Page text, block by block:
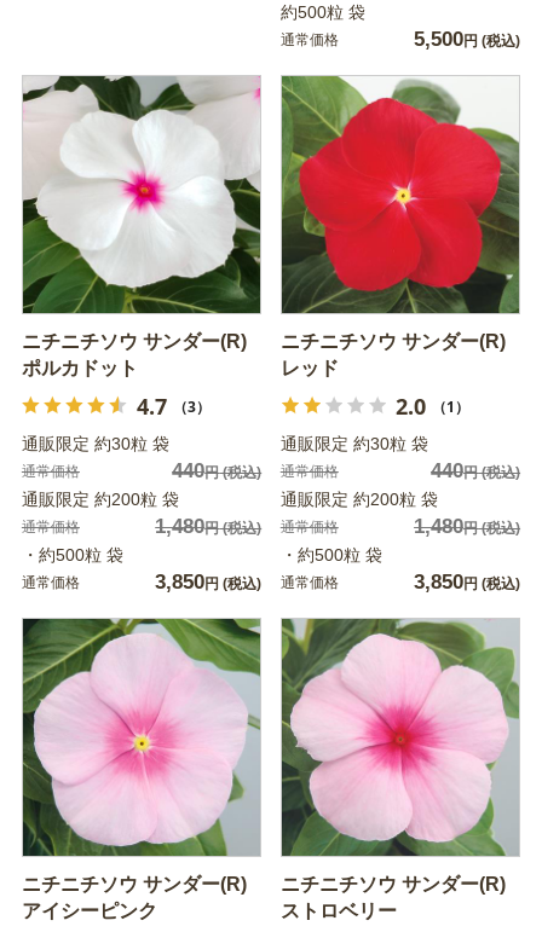
約500粒 袋
通常価格 5,500円 (税込)
ニチニチソウ サンダー(R)
ポルカドット
4.7 （3）
通販限定 約30粒 袋
通常価格 440円(税込)
通販限定 約200粒 袋
通常価格 1,480円(税込)
・約500粒 袋
通常価格 3,850円 (税込)
ニチニチソウ サンダー(R)
レッド
2.0 （1）
通販限定 約30粒 袋
通常価格 440円(税込)
通販限定 約200粒 袋
通常価格 1,480円(税込)
・約500粒 袋
通常価格 3,850円 (税込)
ニチニチソウ サンダー(R)
アイシーピンク
ニチニチソウ サンダー(R)
ストロベリー